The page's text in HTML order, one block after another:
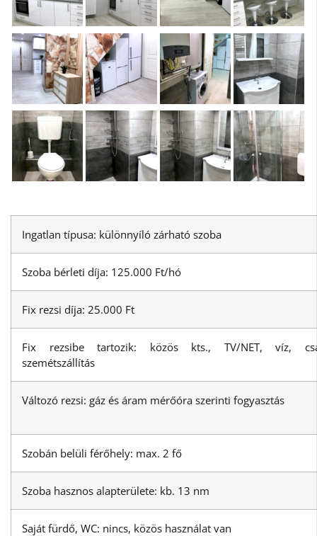
Ingatlan típusa: különnyíló zárható szoba
Szoba bérleti díja: 125.000 Ft/hó
Fix rezsi díja: 25.000 Ft
Fix rezsibe tartozik: közös kts., TV/NET, víz,
szemétszállítás
Változó rezsi: gáz és áram mérőóra szerinti fogyasztás
Szobán belüli férőhely: max. 2 fő
Szoba hasznos alapterülete: kb. 13 nm
Saját fürdő, WC: nincs, közös használat van